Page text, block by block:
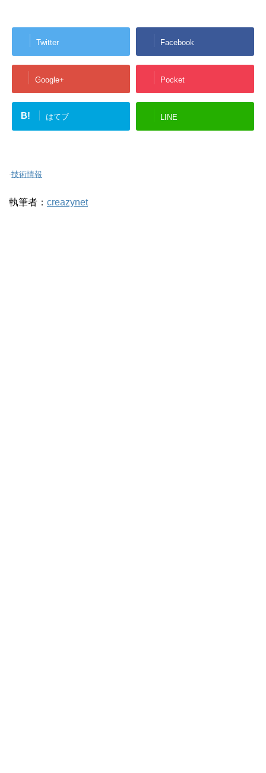
Twitter Facebook
Google+ Pocket
B! はてブ LINE
-技術情報
執筆者： creazynet